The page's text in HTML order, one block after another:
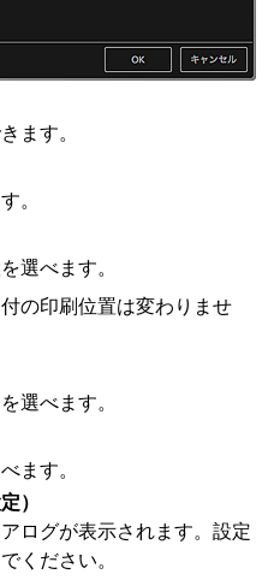
ます。
。
選べます。
の印刷位置は変わりませ
選べます。
ます。
）
ログが表示されます。設定
ください。